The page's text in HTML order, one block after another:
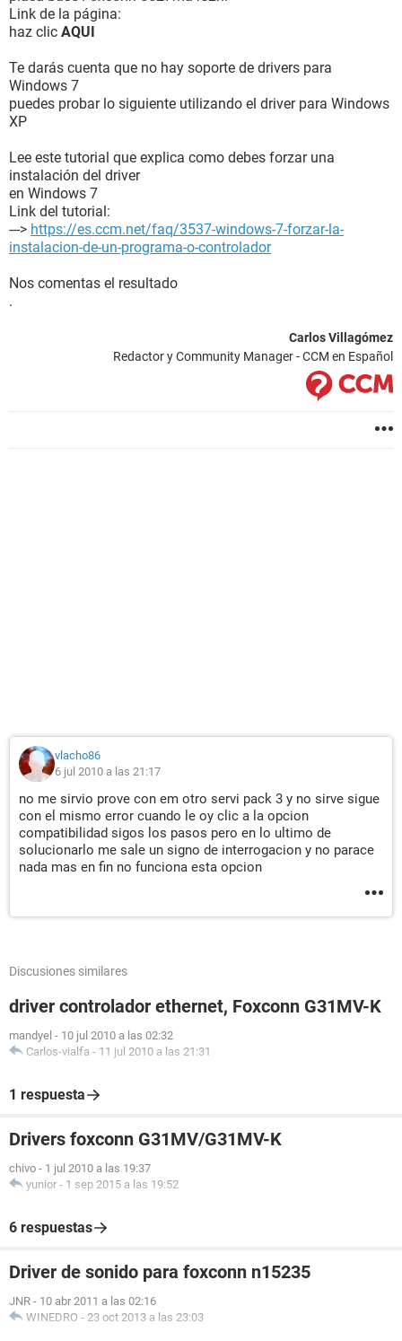
Link de la página:
haz clic AQUI
Te darás cuenta que no hay soporte de drivers para
Windows 7
puedes probar lo siguiente utilizando el driver para Windows
XP
Lee este tutorial que explica como debes forzar una
instalación del driver
en Windows 7
Link del tutorial:
---> https://es.ccm.net/faq/3537-windows-7-forzar-la-
instalacion-de-un-programa-o-controlador
Nos comentas el resultado
.
Carlos Villagómez
Redactor y Community Manager - CCM en Español
vlacho86
6 jul 2010 a las 21:17
no me sirvio prove con em otro servi pack 3 y no sirve sigue
con el mismo error cuando le oy clic a la opcion
compatibilidad sigos los pasos pero en lo ultimo de
solucionarlo me sale un signo de interrogacion y no parace
nada mas en fin no funciona esta opcion
Discusiones similares
driver controlador ethernet, Foxconn G31MV-K
mandyel - 10 jul 2010 a las 02:32
Carlos-vialfa - 11 jul 2010 a las 21:31
1 respuesta
Drivers foxconn G31MV/G31MV-K
chivo - 1 jul 2010 a las 19:37
yunior - 1 sep 2015 a las 19:52
6 respuestas
Driver de sonido para foxconn n15235
JNR - 10 abr 2011 a las 02:16
WINEDRO - 23 oct 2013 a las 23:03